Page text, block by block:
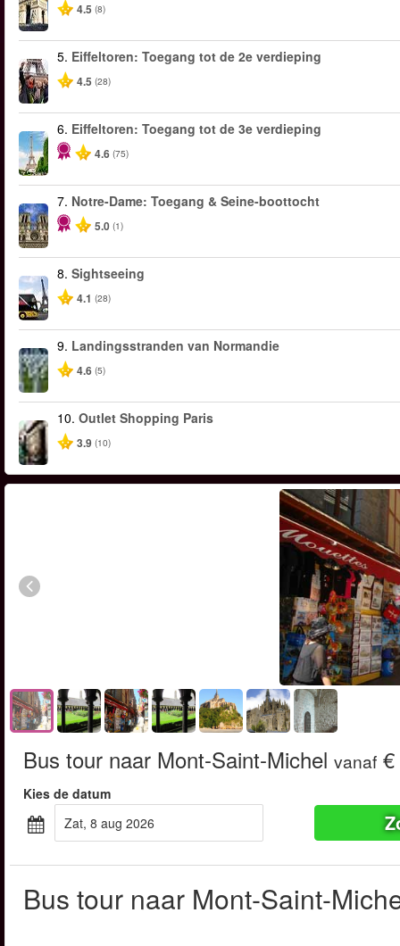
4.5 (8)
5. Eiffeltoren: Toegang tot de 2e verdieping
4.5 (28)
6. Eiffeltoren: Toegang tot de 3e verdieping
4.6 (75)
7. Notre-Dame: Toegang & Seine-boottocht
5.0 (1)
8. Sightseeing
4.1 (28)
9. Landingsstranden van Normandie
4.6 (5)
10. Outlet Shopping Paris
3.9 (10)
Bus tour naar Mont-Saint-Michel vanaf
Kies de datum
zat, 8 aug 2026
Bus tour naar Mont-Saint-